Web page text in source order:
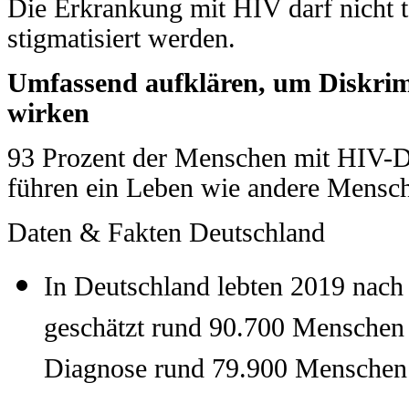
Die Erkrankung mit HIV darf nicht
stigmatisiert werden.
Umfassend aufklären, um
wirken
93 Prozent der Menschen mit HIV-
führen ein Leben wie andere
Daten & Fakten Deutschland
In Deutschland lebten 2019
geschätzt rund 90.700
Diagnose rund 79.900